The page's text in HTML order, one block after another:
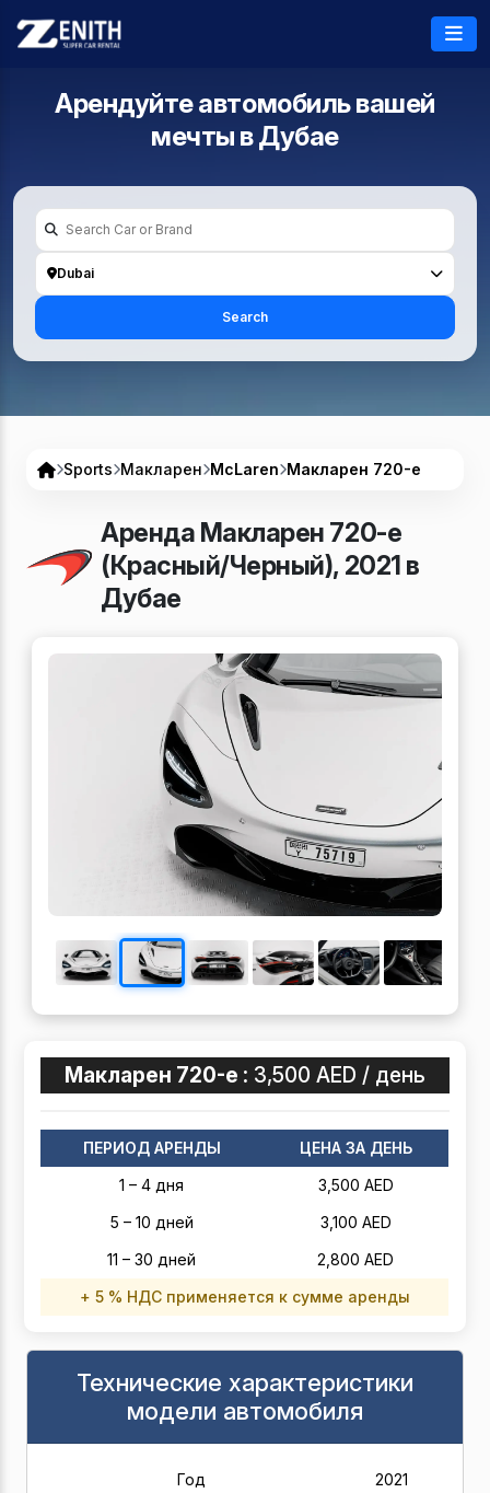
Арендуйте автомобиль вашей
мечты вДубае
Dubai
Search
Sports Макларен McLaren Макларен 720-е
Аренда Макларен 720-е
(Красный/Черный), 2021 в
Дубае
Макларен 720-е : 3,500 AED / день
ПЕРИОД АРЕНДЫ
ЦЕНА ЗА ДЕНЬ
1 – 4 дня
3,500 AED
5 – 10 дней
3,100 AED
11 – 30 дней
2,800 AED
+ 5 % НДС применяется к сумме аренды
Технические характеристики
модели автомобиля
Год
2021